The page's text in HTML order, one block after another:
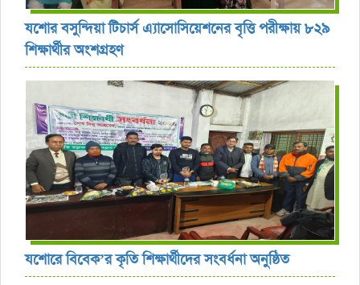
যশোর বসুন্দিয়া টিচার্স এ্যাসোসিয়েশনের বৃত্তি পরীক্ষায় ৮২৯
শিক্ষার্থীর অংশগ্রহণ
যশোরে বিবেক’র কৃতি শিক্ষার্থীদের সংবর্ধনা অনুষ্ঠিত